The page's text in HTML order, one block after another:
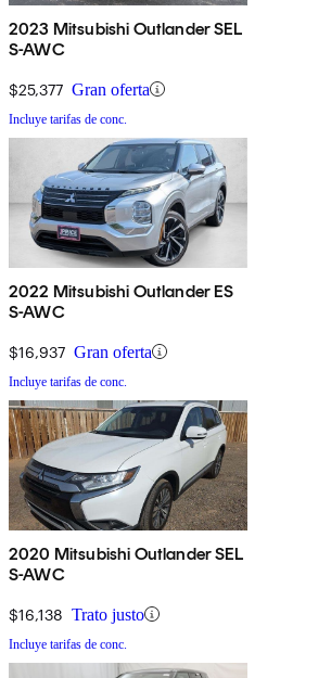
2023 Mitsubishi Outlander SEL
S-AWC
$25,377 Gran oferta
Incluye tarifas de conc.
2022 Mitsubishi Outlander ES
S-AWC
$16,937 Gran oferta
Incluye tarifas de conc.
2020 Mitsubishi Outlander SEL
S-AWC
$16,138 Trato justo
Incluye tarifas de conc.